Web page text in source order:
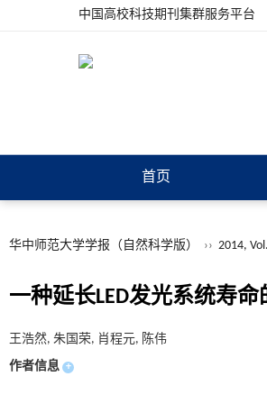
中国高校科技期刊集群服务平台
首页
华中师范大学学报（自然科学版） ›› 2014,
一种延长LED发光系统寿
王浩然, 朱国荣, 肖程元, 陈伟
作者信息 +